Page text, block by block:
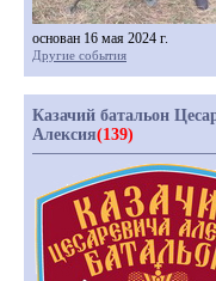
основан 16 мая 2024 г.
Другие события
Казачий батальон
Алексия(139)